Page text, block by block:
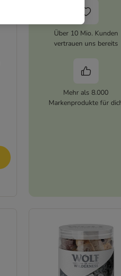
Über 10 Mio. Kunden
vertrauen uns bereits
Mehr als 8.000
Markenprodukte für